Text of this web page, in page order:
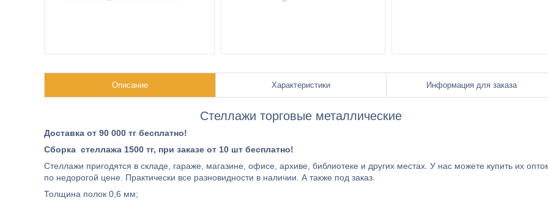
Описание Характеристики Информация для заказа
Стеллажи торговые металлические
Доставка от 90 000 тг бесплатно!
Сборка стеллажа 1500 тг, при заказе от 10 шт бесплатно!
Стеллажи пригодятся в складе, гараже, магазине, офисе, архиве, библиотеке и других местах. У нас можете купить их
по недорогой цене. Практически все разновидности в наличии. А также под заказ.
Толщина полок 0,6 мм;